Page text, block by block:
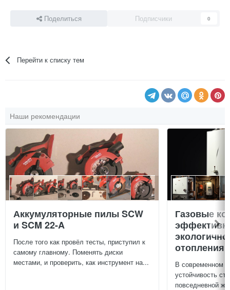
Поделиться Подписчики 0
Перейти к списку тем
Наши рекомендации
Аккумуляторные пилы SCW
и SCM 22-A
После того как провёл тесты, приступил к
самому главному. Поменять диски
местами, и проверить, как инструмент на...
Газовые
отопления
В современном
устойчивость
повседневной